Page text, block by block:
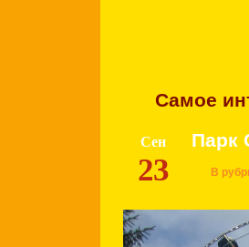
Самое
Сен
23
Парк
В